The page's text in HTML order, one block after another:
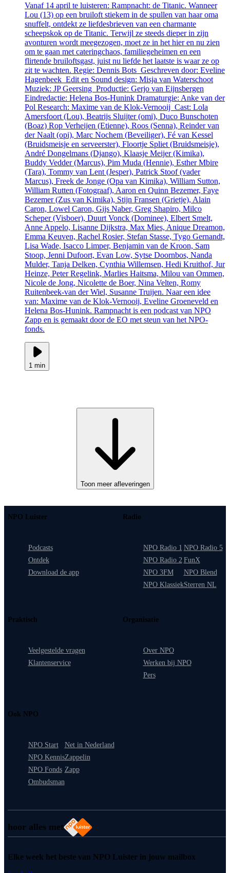
Vanaf 14 april te luisteren: Rampnacht: de Titanic. Wanneer
Lou (13) op een bruiloft stiekem in de spullen van haar oma
snuffelt, ontdekt ze liefdesbrieven van een charmante
scheepskok op de Titanic. Terwijl ze steeds dieper in zijn
avonturen wordt meegezogen, moet ze in het hier en nu zien
om te gaan met cateringchaos, familiegeheimen en een
flirtende bruiloftsgast, juist nu liefde het laatste is waar ze op
zit te wachten. Regie: Dennis Bots Geschreven door: Eveline
Hagenbeek Edit en Sound design: Misja van Waterschoot
Muziek: JP Geersing Productie: Gerjo van Eijnsbergen
Eindredactie: Helena Bos-Hunink Dramaturgie: Anke van der
Pol Research: Maxime van de Klok-Vernooij Cast: Lola
Amersfoort (Lou), Beatrijs Sluijter (omi), Duco Bunschoten
(Boaz) Rop Verheijen (Etienne), Roos (Senna), Reinder van
der Naalt (opi), Marc Nochem (Beveiliger), Fé van Kessel
(Bruidsmeisje en serveerster), Floortje Spliet (Bruidsmeisje),
André Dongelmans (Django), Klaasje Meijer (Kimika),
Buddy Vedder (Marcus), Pim Muda (Hennie), Esther Mbire
(Tara), Tommy van Lent (Jesper), Patrick Stoof (vader
Marcus), Freek de Jonge (Opa van Kimika), William Sutton,
William Rutten (Fotograaf), Aaron en Quinn Bezemer, Faye
Bezemer (Zus van Kimika), Stijn Fransen (Grietje), Alain
Caron, Lowel Caron, Gijs Naber, Greg Shapiro, Milco
Scheper (Visboer), Duurt Vonck (Dominee), Elbert Smelt,
Anne Appelo, Lisanne Dijkstra, Max Mies, Anique Dreamon,
Emma Keuven, Rachel Rosier, Stefan Stasse, Tygo Gernandt,
Lisa Wade, Isacco Limper, Benjamin van de Kroon, Sam
Stoop, Jenni Dufoort, Evan Low, Sytse Doornbos, Nanda
Mulder, Tanja Delken, Cynthia Willemsen, Hedi Kruithof, Jur
Heinze, Peter Regelink, Marlies Haitsma, Milou van Ommen,
Nicole de Jong, Nicolette de Boer, Nina Velten, Romy
Ruitenbeek-van der Wiel, Susanne Truijen. Naar een idee
van: Maxime van de Klok-Vernooij, Eveline Groeneveld en
Helena Bos-Hunink. Rampnacht is een podcast van NPO
Zapp en is gemaakt door de EO met steun van het NPO-
fonds.
1 min
Toon meer afleveringen
hoor alles met
NPO Luister
Podcasts
Ontdek
Download de app
Radio
NPO Radio 1
NPO Radio 2
NPO 3FM
NPO Klassiek
NPO Radio 5
FunX
NPO Blend
Sterren NL
Praktisch
Veelgestelde vragen
Klantenservice
Organisatie
Over NPO
Werken bij NPO
Pers
Ook NPO
NPO Start
NPO Kennis
NPO Fonds
Ombudsman
Net in Nederland
Zappelin
Zapp
Elke week het beste van NPO Luister in jouw mailbox